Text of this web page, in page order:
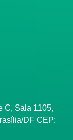
C, Sala 1105,
DF CEP: